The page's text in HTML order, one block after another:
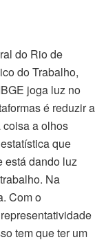
do Rio de
do Trabalho,
joga luz no
é reduzir a
coisa a olhos
que
está dando luz
Na
Com o
tem que ter um